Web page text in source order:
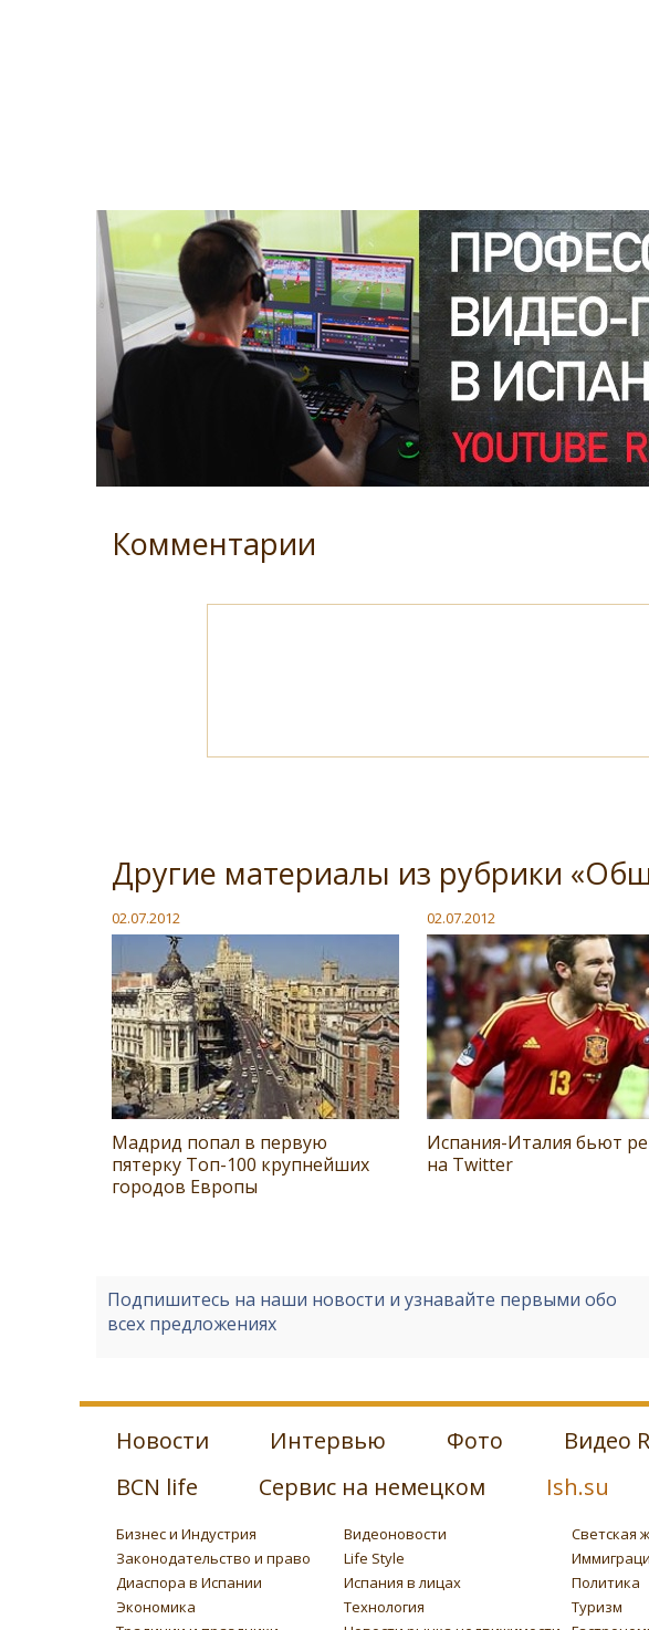
Комментарии
Другие материалы из рубрики
02.07.2012
Мадрид попал в первую
пятерку Топ-100 крупнейших
городов Европы
02.07.2012
Испания-Италия бьют
на Twitter
Подпишитесь на наши новости и узнавайте первыми обо
всех предложениях
Новости Интервью Фото
Видео
BCN life
Сервис на немецком Ish.su
Бизнес и Индустрия Видеоновости
Светская
Законодательство и право
Life Style
Диаспора в Испании
Испания в лицах
Политика
Экономика
Технология
Туризм